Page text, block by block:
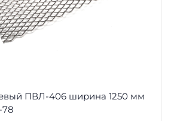
ПВЛ-406 ширина 1250 мм